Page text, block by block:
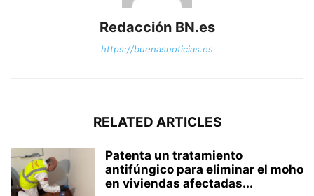
Redacción BN.es
https://buenasnoticias.es
RELATED ARTICLES
Patenta un tratamiento
antifúngico para eliminar el moho
en viviendas afectadas...